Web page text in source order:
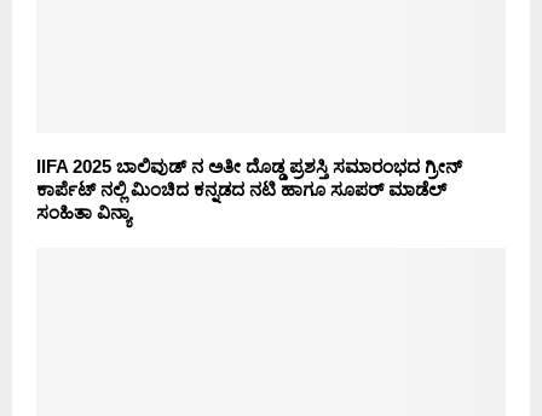
IIFA 2025 ಬಾಲಿವುಡ್ ನ ಅತೀ ದೊಡ್ಡ ಪ್ರಶಸ್ತಿ ಸಮಾರಂಭದ ಗ್ರೀನ್
ಕಾರ್ಪೆಟ್ ನಲ್ಲಿ ಮಿಂಚಿದ ಕನ್ನಡದ ನಟಿ ಹಾಗೂ ಸೂಪರ್ ಮಾಡೆಲ್
ಸಂಹಿತಾ ವಿನ್ಯಾ